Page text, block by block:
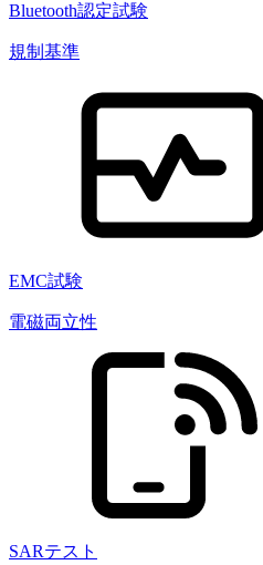
Bluetooth認定試験
規制基準
EMC試験
電磁両立性
SARテスト